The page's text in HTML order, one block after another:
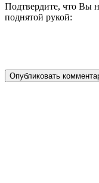
Подтвердите, что Вы
поднятой рукой: